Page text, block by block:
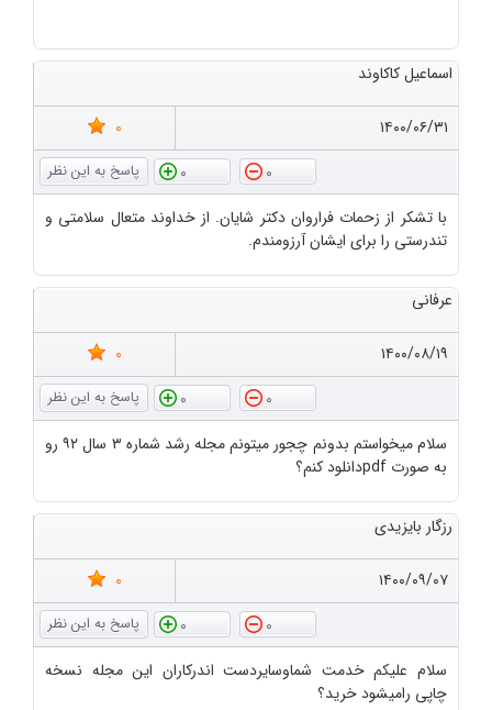
اسماعیل کاکاوند
۱۴۰۰/۰۶/۳۱
0
0
0
با تشکر از زحمات فراروان دکتر شایان. از خداوند متعال سلامتی و
تندرستی را برای ایشان آرزومندم.
عرفانی
۱۴۰۰/۰۸/۱۹
0
0
0
سلام میخواستم بدونم چجور میتونم مجله رشد شماره ۳ سال ۹۲ رو
به صورت pdfدانلود کنم؟
رزگار بایزیدی
۱۴۰۰/۰۹/۰۷
0
0
0
سلام علیکم خدمت شماوسایردست اندرکاران این مجله نسخه
چاپی رامیشود خرید؟